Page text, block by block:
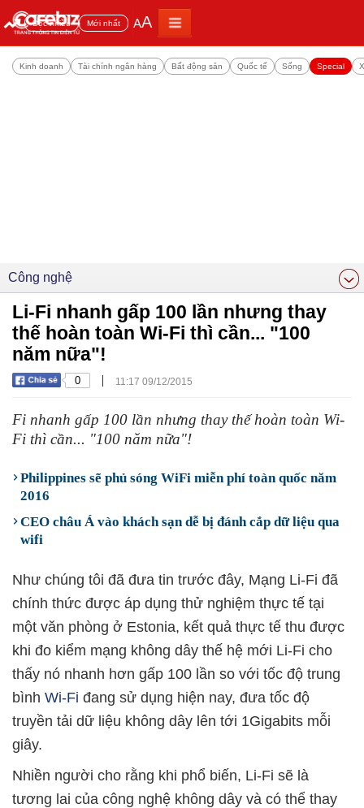
Đọc nhiều Mới nhất AA
Kinh doanh Tài chính ngân hàng Bất động sản Quốc tế Sống Special
Công nghệ
Li-Fi nhanh gấp 100 lần nhưng thay
thế hoàn toàn Wi-Fi thì cần... "100
năm nữa"!
0 | 11:17 09/12/2015
Fi nhanh gấp 100 lần nhưng thay thế hoàn toàn Wi-
Fi thì cần... "100 năm nữa"!
Philippines sẽ phủ sóng WiFi miễn phí toàn quốc năm
2016
CEO châu Á vào khách sạn dễ bị đánh cắp dữ liệu qua
wifi
Như chúng tôi đã đưa tin trước đây, Mạng Li-Fi đã
chính thức được áp dụng thử nghiệm thực tế tại
một văn phòng ở Estonia, kết quả thực tế thu được
khi đo kiểm mạng không dây thế hệ mới Li-Fi cho
thấy nó nhanh hơn gấp 100 lần so với tốc độ trung
bình Wi-Fi đang sử dụng hiện nay, đưa tốc độ
truyền tải dữ liệu không dây lên tới 1Gigabits mỗi
giây.
Nhiền người cho rằng khi phổ biến, Li-Fi sẽ là
tương lai của công nghệ không dây và có thể thay